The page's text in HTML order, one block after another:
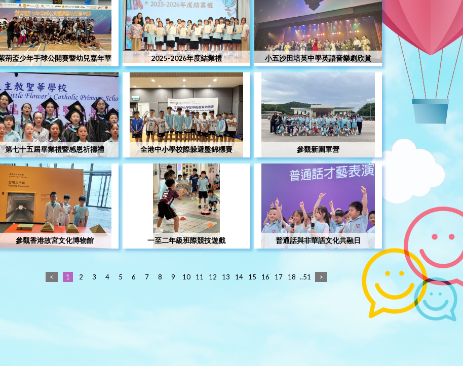
荊盃少年手球公開賽暨幼兒嘉年華 2025-2026年度結業禮 小五沙田培英中學英語音樂劇欣賞
第七十五屆畢業禮暨感恩祈禱禮 全港中小學校際躲避盤錦標賽 參觀新圍軍營
參觀香港故宮文化博物館 一至二年級班際競技遊戲 普通話與非華語文化共融日
< 1 2 3 4 5 6 7 8 9 10 11 12 13 14 15 16 17 18 ..51 >